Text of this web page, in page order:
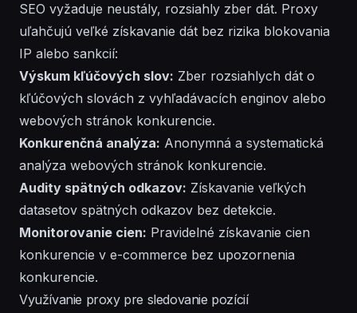
SEO vyžaduje neustály, rozsiahly zber dát. Proxy
uľahčujú veľké získavanie dát bez rizika blokovania
IP alebo sankcií:
Výskum kľúčových slov: Zber rozsiahlych dát o
kľúčových slovách z vyhľadávacích enginov alebo
webových stránok konkurencie.
Konkurenčná analýza: Anonymná a systematická
analýza webových stránok konkurencie.
Audity spätných odkazov: Získavanie veľkých
datasetov spätných odkazov bez detekcie.
Monitorovanie cien: Pravidelné získavanie cien
konkurencie v e-commerce bez upozornenia
konkurencie.
Využívanie proxy pre sledovanie pozícií